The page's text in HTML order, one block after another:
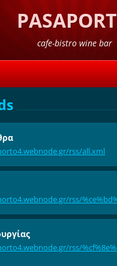
cafe-bistro wine bar
rss/all.xml
rss/
rss/